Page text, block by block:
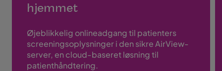
hjemmet
Øjeblikkelig onlineadgang til patienters
screeningsoplysninger i den sikre AirView-
server, en cloud-baseret løsning til
patienthåndtering.